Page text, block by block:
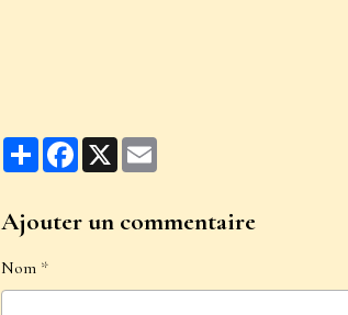
PartagerFacebook
X
Ajouter un commentaire
Nom